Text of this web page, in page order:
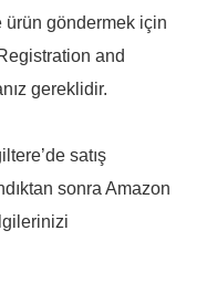
ürün göndermek için
and
gereklidir.
satış
sonra Amazon